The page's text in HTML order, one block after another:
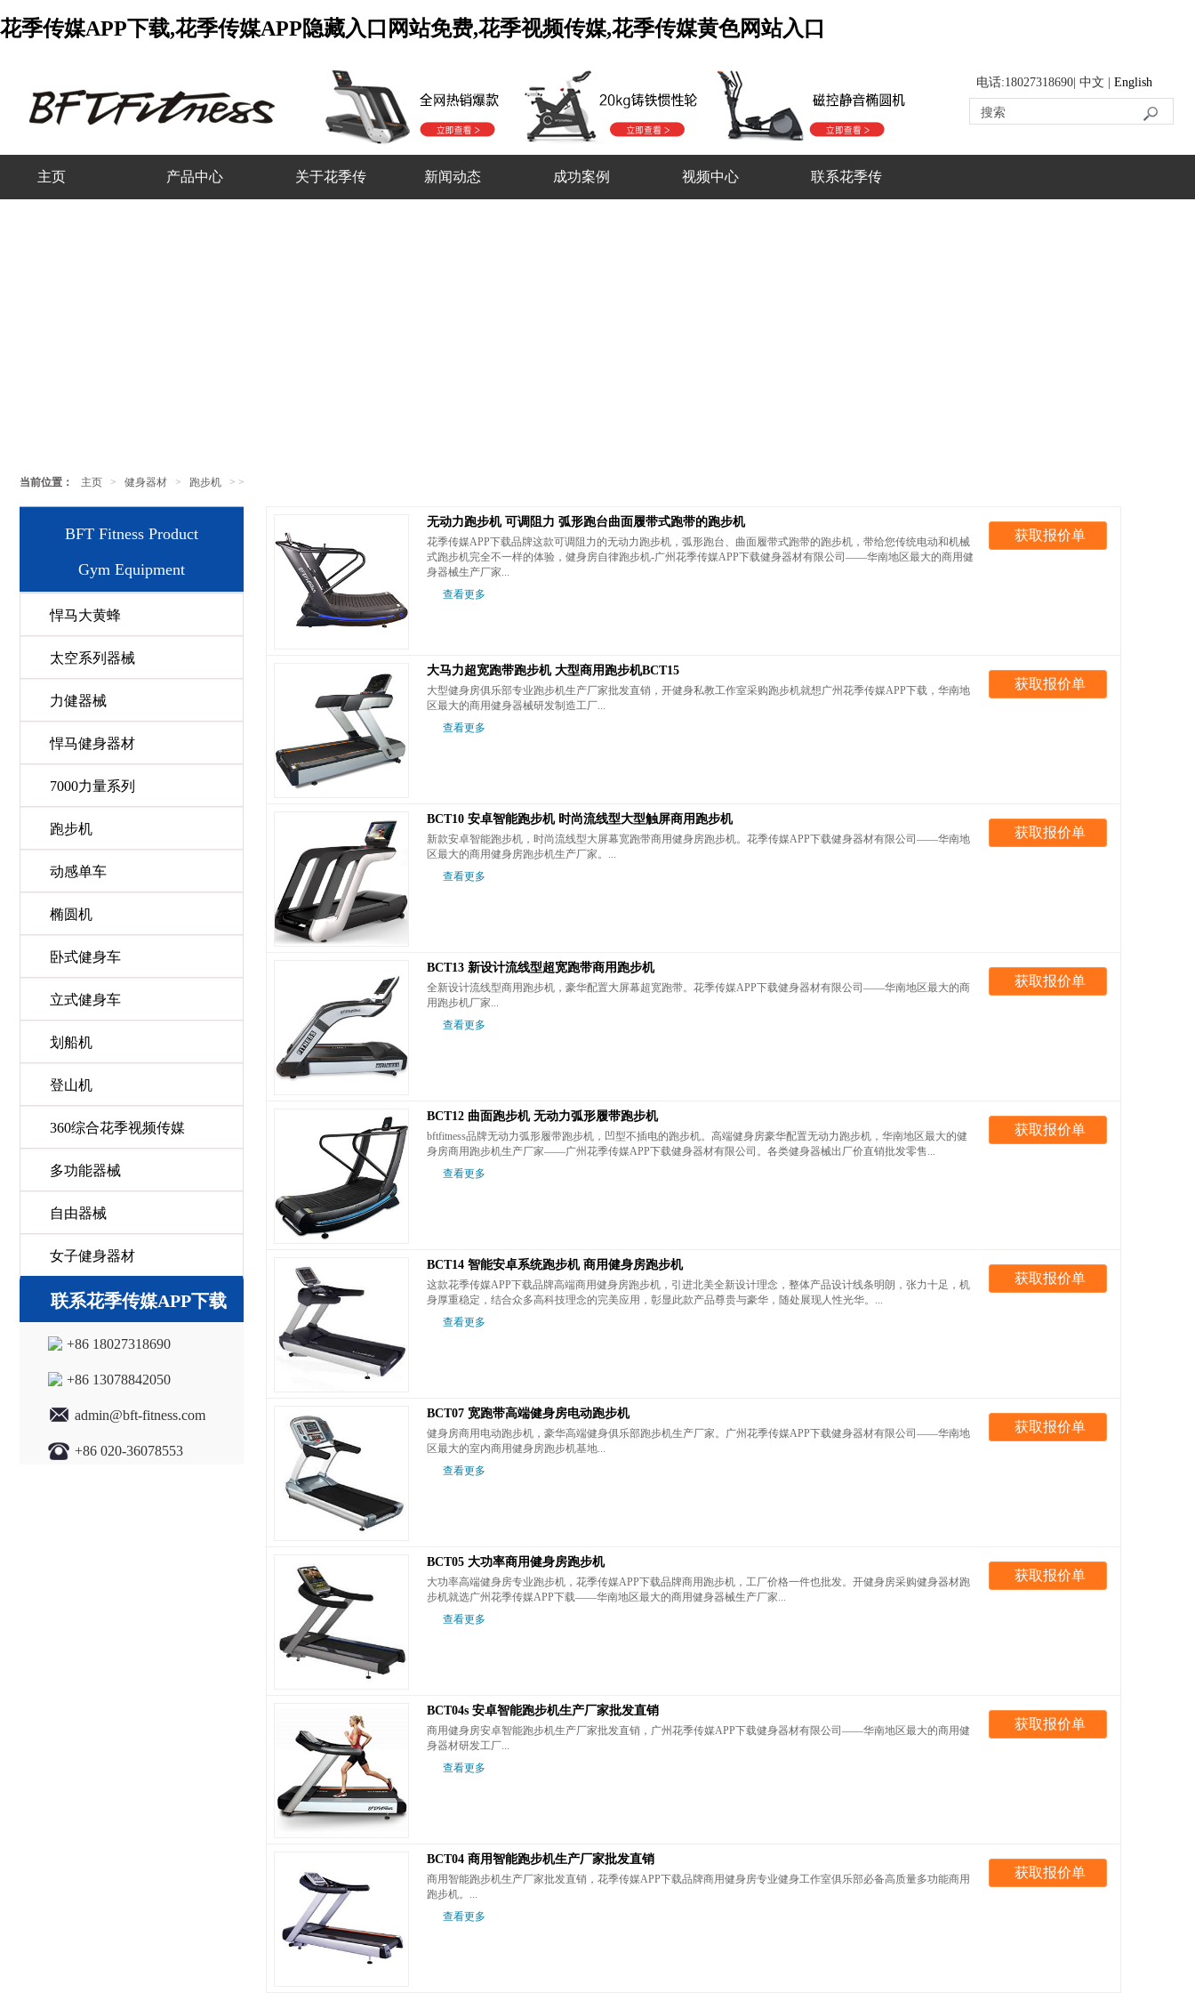
花季传媒APP下载,花季传媒APP隐藏入口网站免费,花季视频传媒,花季传媒黄色网站入口
电话:18027318690| 中文 | English
主页 产品中心 关于花季传 新闻动态 成功案例 视频中心 联系花季传
当前位置： 主页 > 健身器材 > 跑步机 > >
BFT Fitness Product
Gym Equipment
悍马大黄蜂
太空系列器械
力健器械
悍马健身器材
7000力量系列
跑步机
动感单车
椭圆机
卧式健身车
立式健身车
划船机
登山机
360综合花季视频传媒
多功能器械
自由器械
女子健身器材
联系花季传媒APP下载
+86 18027318690
+86 13078842050
admin@bft-fitness.com
+86 020-36078553
获取报价单
无动力跑步机 可调阻力 弧形跑台曲面履带式跑带的跑步机
花季传媒APP下载品牌这款可调阻力的无动力跑步机，弧形跑台、曲面履带式跑带的跑步机，带给您传统电动和机械
式跑步机完全不一样的体验，健身房自律跑步机-广州花季传媒APP下载健身器材有限公司——华南地区最大的商用健
身器械生产厂家...
查看更多
获取报价单
大马力超宽跑带跑步机 大型商用跑步机BCT15
大型健身房俱乐部专业跑步机生产厂家批发直销，开健身私教工作室采购跑步机就想广州花季传媒APP下载，华南地
区最大的商用健身器械研发制造工厂...
查看更多
获取报价单
BCT10 安卓智能跑步机 时尚流线型大型触屏商用跑步机
新款安卓智能跑步机，时尚流线型大屏幕宽跑带商用健身房跑步机。花季传媒APP下载健身器材有限公司——华南地
区最大的商用健身房跑步机生产厂家。...
查看更多
获取报价单
BCT13 新设计流线型超宽跑带商用跑步机
全新设计流线型商用跑步机，豪华配置大屏幕超宽跑带。花季传媒APP下载健身器材有限公司——华南地区最大的商
用跑步机厂家...
查看更多
获取报价单
BCT12 曲面跑步机 无动力弧形履带跑步机
bftfitness品牌无动力弧形履带跑步机，凹型不插电的跑步机。高端健身房豪华配置无动力跑步机，华南地区最大的健
身房商用跑步机生产厂家——广州花季传媒APP下载健身器材有限公司。各类健身器械出厂价直销批发零售...
查看更多
获取报价单
BCT14 智能安卓系统跑步机 商用健身房跑步机
这款花季传媒APP下载品牌高端商用健身房跑步机，引进北美全新设计理念，整体产品设计线条明朗，张力十足，机
身厚重稳定，结合众多高科技理念的完美应用，彰显此款产品尊贵与豪华，随处展现人性光华。...
查看更多
获取报价单
BCT07 宽跑带高端健身房电动跑步机
健身房商用电动跑步机，豪华高端健身俱乐部跑步机生产厂家。广州花季传媒APP下载健身器材有限公司——华南地
区最大的室内商用健身房跑步机基地...
查看更多
获取报价单
BCT05 大功率商用健身房跑步机
大功率高端健身房专业跑步机，花季传媒APP下载品牌商用跑步机，工厂价格一件也批发。开健身房采购健身器材跑
步机就选广州花季传媒APP下载——华南地区最大的商用健身器械生产厂家...
查看更多
获取报价单
BCT04s 安卓智能跑步机生产厂家批发直销
商用健身房安卓智能跑步机生产厂家批发直销，广州花季传媒APP下载健身器材有限公司——华南地区最大的商用健
身器材研发工厂...
查看更多
获取报价单
BCT04 商用智能跑步机生产厂家批发直销
商用智能跑步机生产厂家批发直销，花季传媒APP下载品牌商用健身房专业健身工作室俱乐部必备高质量多功能商用
跑步机。...
查看更多